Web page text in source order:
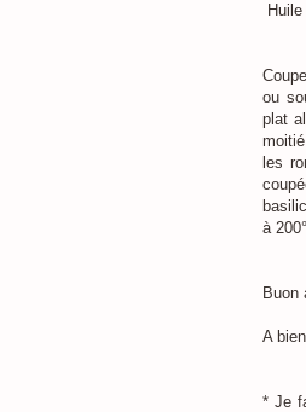
ou
plat
les
à
Buon
A
* Je